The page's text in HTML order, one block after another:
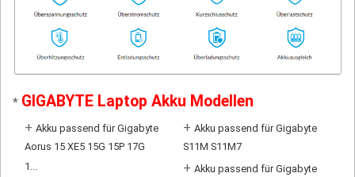
* GIGABYTE Laptop Akku Modellen
+ Akku passend für Gigabyte
Aorus 15 XE5 15G 15P 17G
1...
+ Akku passend für Gigabyte
S11M S11M7
+ Akku passend für Gigabyte